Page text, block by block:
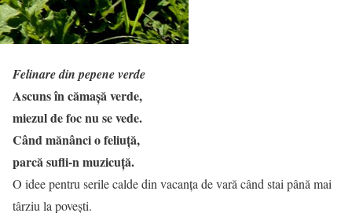
Felinare din pepene verde
Ascuns în cămaşă verde,
miezul de foc nu se vede.
Când mănânci o feliuţă,
parcă sufli-n muzicuţă.
O idee pentru serile calde din vacanţa de vară când stai până mai
târziu la poveşti.